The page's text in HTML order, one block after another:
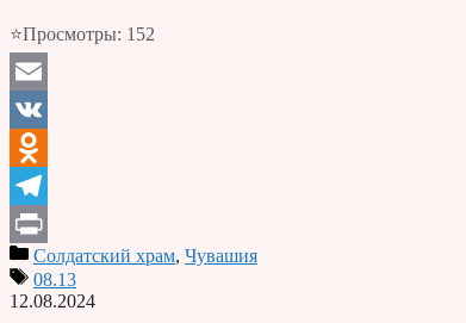
⭐Просмотры: 152
Email
VK
Odnoklassniki
Telegram
PrintСолдатский храм, Чувашия
08.13
12.08.2024